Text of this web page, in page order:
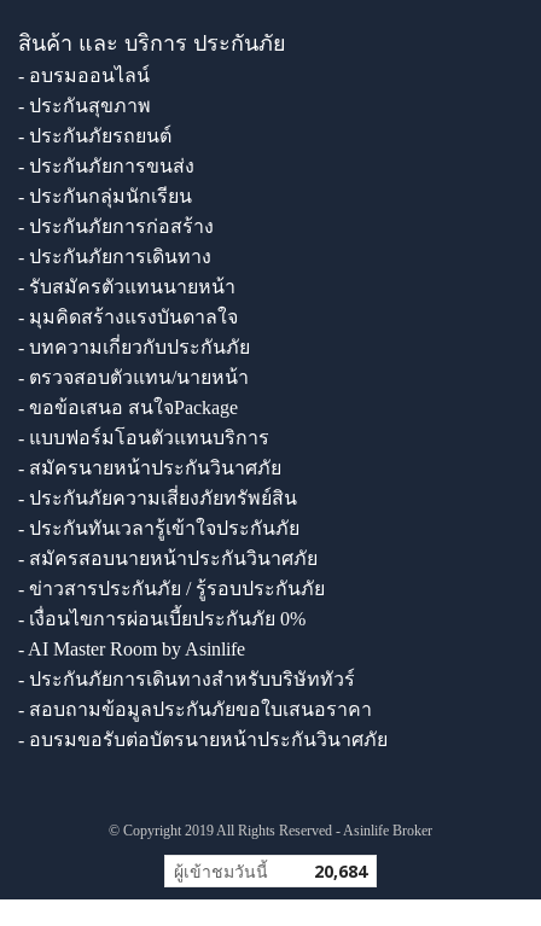
สินค้า และ บริการ ประกันภัย
- อบรมออนไลน์
- ประกันสุขภาพ
- ประกันภัยรถยนต์
- ประกันภัยการขนส่ง
- ประกันกลุ่มนักเรียน
- ประกันภัยการก่อสร้าง
- ประกันภัยการเดินทาง
- รับสมัครตัวแทนนายหน้า
- มุมคิดสร้างแรงบันดาลใจ
- บทความเกี่ยวกับประกันภัย
- ตรวจสอบตัวแทน/นายหน้า
- ขอข้อเสนอ สนใจPackage
- แบบฟอร์มโอนตัวแทนบริการ
- สมัครนายหน้าประกันวินาศภัย
- ประกันภัยความเสี่ยงภัยทรัพย์สิน
- ประกันทันเวลารู้เข้าใจประกันภัย
- สมัครสอบนายหน้าประกันวินาศภัย
- ข่าวสารประกันภัย / รู้รอบประกันภัย
- เงื่อนไขการผ่อนเบี้ยประกันภัย 0%
- AI Master Room by Asinlife
- ประกันภัยการเดินทางสำหรับบริษัททัวร์
- สอบถามข้อมูลประกันภัยขอใบเสนอราคา
- อบรมขอรับต่อบัตรนายหน้าประกันวินาศภัย
© Copyright 2019 All Rights Reserved - Asinlife Broker
ผู้เข้าชมวันนี้ 20,684